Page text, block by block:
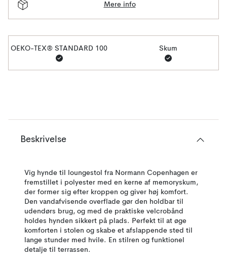
Mere info
OEKO-TEX® STANDARD 100 Skum
Beskrivelse
Vig hynde til loungestol fra Normann Copenhagen er
fremstillet i polyester med en kerne af memoryskum,
der former sig efter kroppen og giver høj komfort.
Den vandafvisende overflade gør den holdbar til
udendørs brug, og med de praktiske velcrobånd
holdes hynden sikkert på plads. Perfekt til at øge
komforten i stolen og skabe et afslappende sted til
lange stunder med hvile. En stilren og funktionel
detalje til terrassen.